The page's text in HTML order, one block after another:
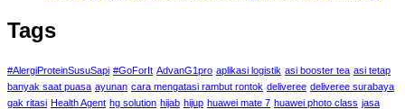
Tags
#AlergiProteinSusuSapi #GoForIt AdvanG1pro aplikasi logistik asi booster tea asi tetap
banyak saat puasa ayunan cara mengatasi rambut rontok deliveree deliveree surabaya
gak ritasi Health Agent hg solution hijab hijup huawei mate 7 huawei photo class jasa